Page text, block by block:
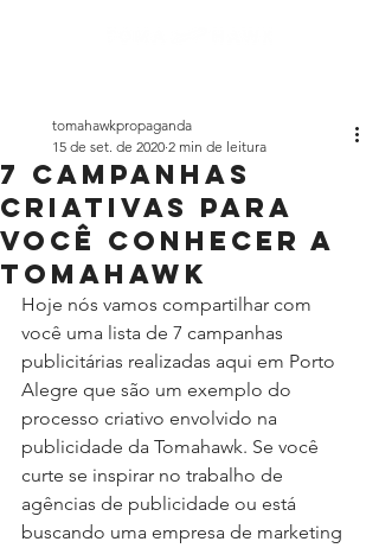
7 campanhas
criativas para
você conhecer a
tomahawk
tomahawkpropaganda
15 de set. de 2020 2 min de leitura
Hoje nós vamos compartilhar com
você uma lista de 7 campanhas
publicitárias realizadas aqui em Porto
Alegre que são um exemplo do
processo criativo envolvido na
publicidade da Tomahawk. Se você
curte se inspirar no trabalho de
agências de publicidade ou está
buscando uma empresa de marketing